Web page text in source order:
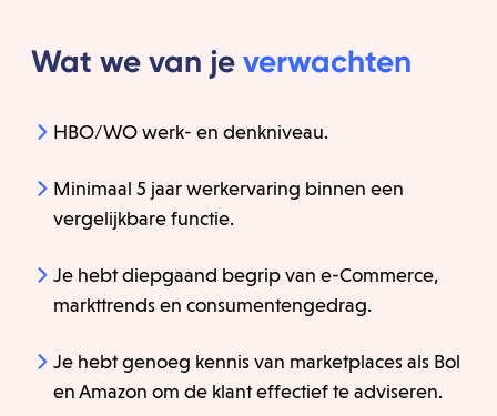
Wat we van je verwachten
HBO/WO werk- en denkniveau.
Minimaal 5 jaar werkervaring binnen een
vergelijkbare functie.
Je hebt diepgaand begrip van e-Commerce,
markttrends en consumentengedrag.
Je hebt genoeg kennis van marketplaces als Bol
en Amazon om de klant effectief te adviseren.